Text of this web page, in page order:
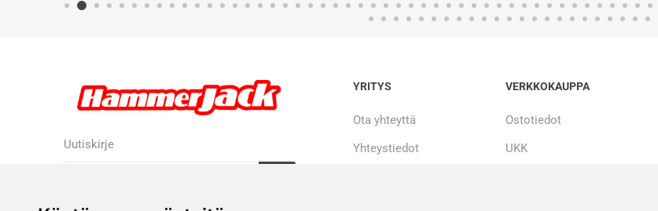
Uutiskirje
YRITYS
Ota yhteyttä
Yhteystiedot
VERKKOKAUPPA
Ostotiedot
UKK